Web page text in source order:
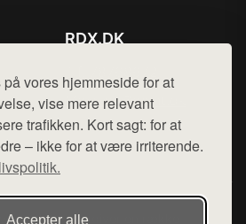
vores hjemmeside for at
vise mere relevant
trafikken. Kort sagt: for at
– ikke for at være irriterende.
Accepter alle
RDX.DK
Mail: hej@want.dk
Cookie- og privatlivspolitik
der udgiver en række